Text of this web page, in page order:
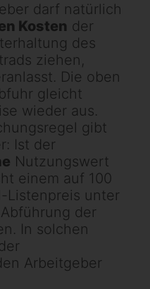
darf natürlich
Kosten der
des
ziehen,
Die oben
gleicht
wieder aus.
gibt
Ist der
Nutzungswert
einem auf 100
Listenpreis unter
der
In solchen
Arbeitgeber